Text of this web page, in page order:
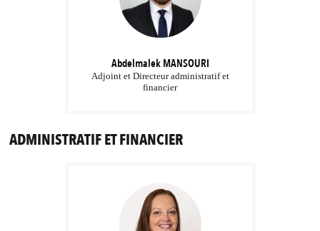
Abdelmalek MANSOURI
Adjoint et Directeur administratif et
financier
ADMINISTRATIF ET FINANCIER